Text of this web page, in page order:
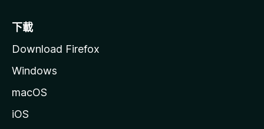
下載
Download Firefox
Windows
macOS
iOS